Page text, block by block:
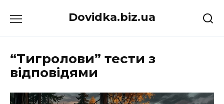
до
Dovidka.biz.ua
“Тигролови” тести з
відповідями